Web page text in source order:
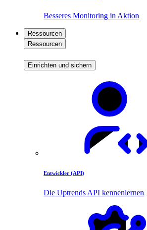
Besseres Monitoring in Aktion
Ressourcen
Ressourcen
Einrichten und sichern
Entwickler (API)
Die Uptrends API kennenlernen